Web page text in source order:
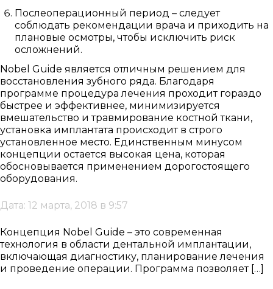
Послеоперационный период – следует
соблюдать рекомендации врача и приходить на
плановые осмотры, чтобы исключить риск
осложнений.
Nobel Guide является отличным решением для
восстановления зубного ряда. Благодаря
программе процедура лечения проходит гораздо
быстрее и эффективнее, минимизируется
вмешательство и травмирование костной ткани,
установка имплантата происходит в строго
установленное место. Единственным минусом
концепции остается высокая цена, которая
обосновывается применением дорогостоящего
оборудования.
Дата: 12 марта, 2018 в 9:57
Концепция Nobel Guide – это современная
технология в области дентальной имплантации,
включающая диагностику, планирование лечения
и проведение операции. Программа позволяет […]